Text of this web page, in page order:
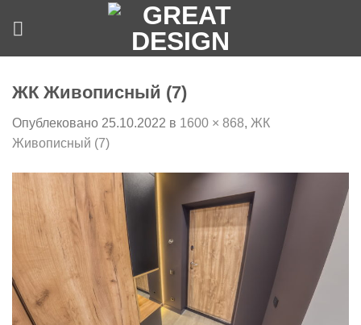
ЖК Живописный (7)
Опублековано 25.10.2022 в 1600 × 868, ЖК
Живописный (7)